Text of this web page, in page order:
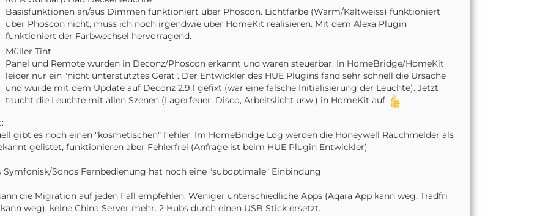
Basisfunktionen an/aus Dimmen funktioniert über Phoscon. Lichtfarbe (Warm/Kaltweiss) funktioniert
über Phoscon nicht, muss ich noch irgendwie über HomeKit realisieren. Mit dem Alexa Plugin
funktioniert der Farbwechsel hervorragend.
Müller Tint
Panel und Remote wurden in Deconz/Phoscon erkannt und waren steuerbar. In HomeBridge/HomeKit
leider nur ein "nicht unterstütztes Gerät". Der Entwickler des HUE Plugins fand sehr schnell die Ursache
und wurde mit dem Update auf Deconz 2.9.1 gefixt (war eine falsche Initialisierung der Leuchte). Jetzt
taucht die Leuchte mit allen Szenen (Lagerfeuer, Disco, Arbeitslicht usw.) in HomeKit auf
.
gibt es noch einen "kosmetischen" Fehler. Im HomeBridge Log werden die Honeywell Rauchmelder als
gelistet, funktionieren aber Fehlerfrei (Anfrage ist beim HUE Plugin Entwickler)
Symfonisk/Sonos Fernbedienung hat noch eine "suboptimale" Einbindung
die Migration auf jeden Fall empfehlen. Weniger unterschiedliche Apps (Aqara App kann weg, Tradfri
weg), keine China Server mehr. 2 Hubs durch einen USB Stick ersetzt.